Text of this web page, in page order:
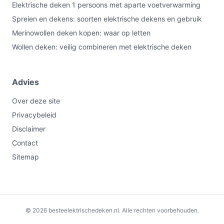
€74,95 Bekijk op bol.com
Elektrische deken 1 persoons met aparte voetverwarming
Spreien en dekens: soorten elektrische dekens en gebruik
Merinowollen deken kopen: waar op letten
Wollen deken: veilig combineren met elektrische deken
Advies
Over deze site
Privacybeleid
Disclaimer
Contact
Sitemap
© 2026 besteelektrischedeken.nl. Alle rechten voorbehouden.